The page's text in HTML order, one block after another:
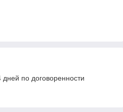
дней по договоренности